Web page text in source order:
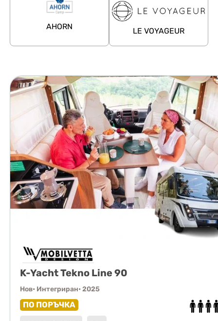
AHORN
LE VOYAGEUR
K-Yacht Tekno Line 90
Нов• Интегриран• 2025
ПО ПОРЪЧКА